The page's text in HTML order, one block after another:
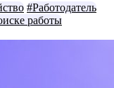
#Работодатель
работы